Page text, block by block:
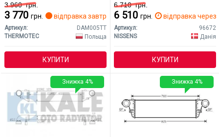
3 960грн.
3 770 грн. відправка завтра
Артикул:
DAM005TT
THERMOTEC
Польща
КУПИТИ
6 710грн.
6 510 грн. відправка через
Артикул:
96672
NISSENS
Данія
КУПИТИ
Знижка 4% Знижка 4%